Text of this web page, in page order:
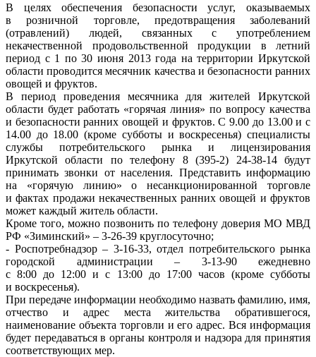
В целях обеспечения безопасности услуг, оказываемых
в розничной торговле, предотвращения заболеваний
(отравлений) людей, связанных с употреблением
некачественной продовольственной продукции в летний
период с 1 по 30 июня 2013 года на территории Иркутской
области проводится месячник качества и безопасности ранних
овощей и фруктов.
В период проведения месячника для жителей Иркутской
области будет работать «горячая линия» по вопросу качества
и безопасности ранних овощей и фруктов. С 9.00 до 13.00 и с
14.00 до 18.00 (кроме субботы и воскресенья) специалисты
службы потребительского рынка и лицензирования
Иркутской области по телефону 8 (395-2) 24-38-14 будут
принимать звонки от населения. Представить информацию
на «горячую линию» о несанкционированной торговле
и фактах продажи некачественных ранних овощей и фруктов
может каждый житель области.
Кроме того, можно позвонить по телефону доверия МО МВД
РФ «Зиминский» – 3-26-39 круглосуточно;
- Роспотребнадзор – 3-16-33, отдел потребительского рынка
городской администрации – 3-13-90 ежедневно
с 8:00 до 12:00 и с 13:00 до 17:00 часов (кроме субботы
и воскресенья).
При передаче информации необходимо назвать фамилию, имя,
отчество и адрес места жительства обратившегося,
наименование объекта торговли и его адрес. Вся информация
будет передаваться в органы контроля и надзора для принятия
соответствующих мер.